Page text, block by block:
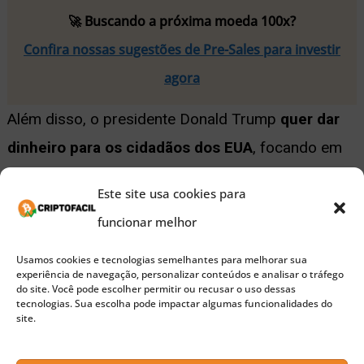
Este site usa cookies para
funcionar melhor
Usamos cookies e tecnologias semelhantes para melhorar sua
experiência de navegação, personalizar conteúdos e analisar o tráfego
do site. Você pode escolher permitir ou recusar o uso dessas
tecnologias. Sua escolha pode impactar algumas funcionalidades do
site.
🚀 Buscando a próxima moeda 100x?
Confira nossas sugestões de Pre-Sales para investir
agora
Além disso, o presidente Donald Trump quer dar
dinheiro para os cidadãos dos EUA, focando em
renda. Conforme relatos ainda não confirmados,
considerando uma nova rodada de
cheques de estímulo direcionados, voltada para
quem mais precisa. Se aprovada, essa iniciativa
poderá impulsionar o consumo e aliviar tensões